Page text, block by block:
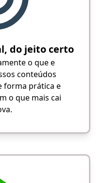
do jeito certo
o que e
conteúdos
forma prática e
o que mais cai